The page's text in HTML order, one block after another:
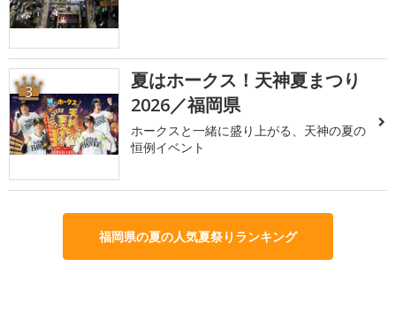
3
夏はホークス！天神夏まつり
2026／福岡県
ホークスと一緒に盛り上がる、天神の夏の
恒例イベント
福岡県の夏の人気夏祭りランキング